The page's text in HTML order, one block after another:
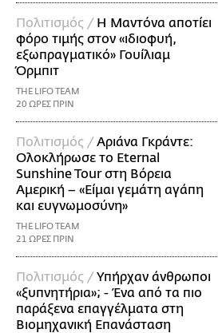
Πολιτισμός / Η Μαντόνα αποτίει
φόρο τιμής στον «ιδιοφυή,
εξωπραγματικό» Γουίλιαμ
Όρμπιτ
THE LIFO TEAM
20 ΩΡΕΣ ΠΡΙΝ
Πολιτισμός /Αριάνα Γκράντε:
Ολοκλήρωσε το Eternal
Sunshine Tour στη Βόρεια
Αμερική – «Είμαι γεμάτη αγάπη
και ευγνωμοσύνη»
THE LIFO TEAM
21 ΩΡΕΣ ΠΡΙΝ
Πολιτισμός /Υπήρχαν άνθρωποι
«ξυπνητήρια»; - Ένα από τα πιο
παράξενα επαγγέλματα στη
Βιομηχανική Επανάσταση